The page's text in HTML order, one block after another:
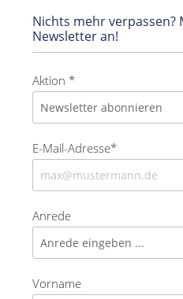
Nichts mehr verpassen?
Newsletter an!
Aktion *
E-Mail-Adresse*
Anrede
Vorname